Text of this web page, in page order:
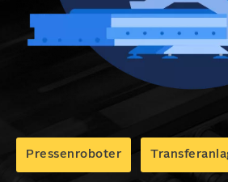
Pressenroboter